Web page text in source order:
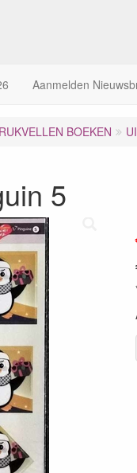
Aanmelden
BOEKEN
5